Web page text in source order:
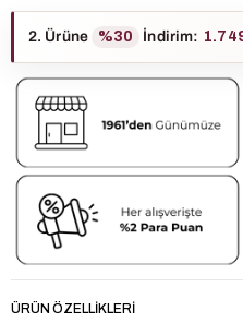
2. Ürüne %30 İndirim:
ÜRÜN ÖZELLIKLERI